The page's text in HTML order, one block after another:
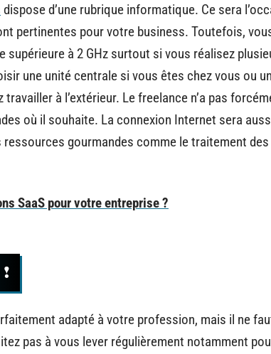
dispose d’une rubrique informatique. Ce sera
pertinentes pour votre business. Toutefois,
supérieure à 2 GHz surtout si vous réalisez
une unité centrale si vous êtes chez vous ou un
à l’extérieur. Le freelance n’a pas
où il souhaite. La connexion Internet sera
gourmandes comme le traitement des
SaaS pour votre entreprise ?
adapté à votre profession, mais il ne
pas à vous lever régulièrement notamment